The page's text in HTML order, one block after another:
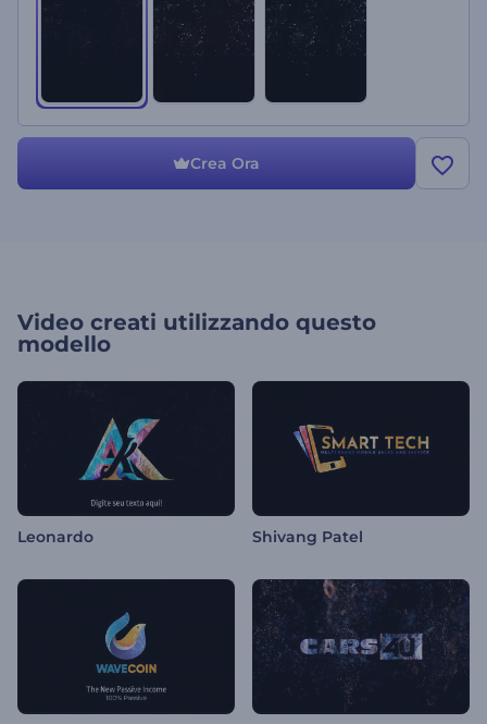
Crea Ora
Video creati utilizzando questo
modello
Leonardo Shivang Patel